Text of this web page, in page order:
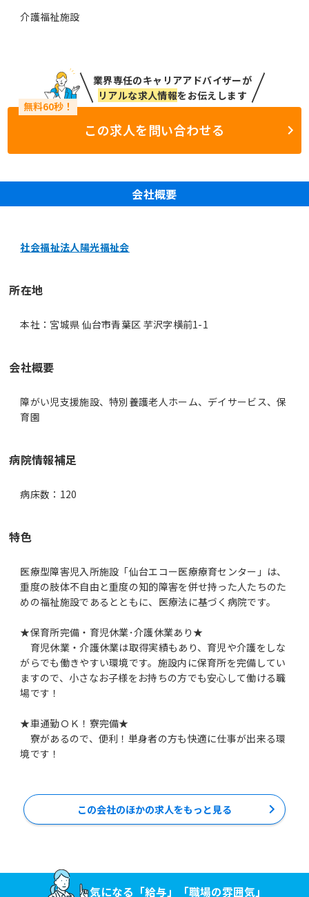
介護福祉施設
業界専任のキャリアアドバイザーが
リアルな求人情報をお伝えします
この求人を問い合わせる
会社概要
社会福祉法人陽光福祉会
所在地
本社：宮城県 仙台市青葉区 芋沢字横前1-1
会社概要
障がい児支援施設、特別養護老人ホーム、デイサービス、保
育園
病院情報補足
病床数：120
特色
医療型障害児入所施設「仙台エコー医療療育センター」は、
重度の肢体不自由と重度の知的障害を併せ持った人たちのた
めの福祉施設であるとともに、医療法に基づく病院です。
★保育所完備・育児休業･介護休業あり★
育児休業・介護休業は取得実績もあり、育児や介護をしな
がらでも働きやすい環境です。施設内に保育所を完備してい
ますので、小さなお子様をお持ちの方でも安心して働ける職
場です！
★車通勤ＯＫ！寮完備★
寮があるので、便利！単身者の方も快適に仕事が出来る環
境です！
この会社のほかの求人をもっと見る
気になる「給与」「職場の雰囲気」